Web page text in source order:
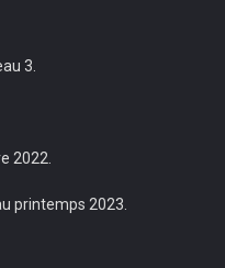
3.
2022.
printemps 2023.